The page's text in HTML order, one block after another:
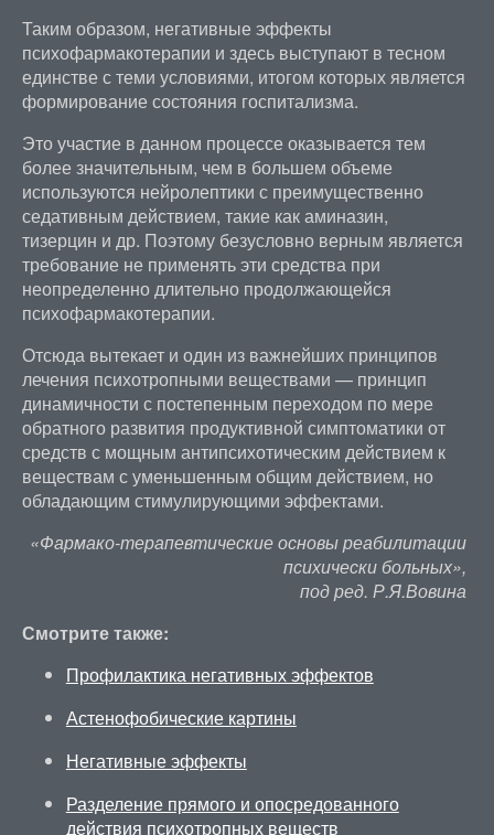
Таким образом, негативные эффекты
психофармакотерапии и здесь выступают в тесном
единстве с теми условиями, итогом которых является
формирование состояния госпитализма.
Это участие в данном процессе оказывается тем
более значительным, чем в большем объеме
используются нейролептики с преимущественно
седативным действием, такие как аминазин,
тизерцин и др. Поэтому безусловно верным является
требование не применять эти средства при
неопределенно длительно продолжающейся
психофармакотерапии.
Отсюда вытекает и один из важнейших принципов
лечения психотропными веществами — принцип
динамичности с постепенным переходом по мере
обратного развития продуктивной симптоматики от
средств с мощным антипсихотическим действием к
веществам с уменьшенным общим действием, но
обладающим стимулирующими эффектами.
«Фармако-терапевтические основы реабилитации
психически больных»,
под ред. Р.Я.Вовина
Смотрите также:
Профилактика негативных эффектов
Астенофобические картины
Негативные эффекты
Разделение прямого и опосредованного
действия психотропных веществ